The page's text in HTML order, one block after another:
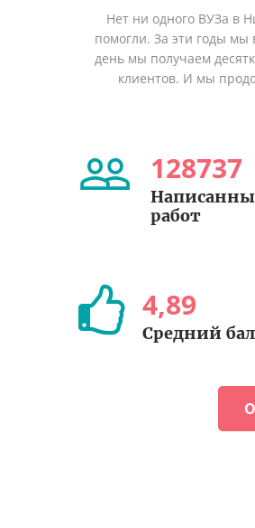
Нет ни одного ВУЗа в
помогли. За эти годы
день мы получаем
клиентов. И мы
128737
работ
4,89
Средний